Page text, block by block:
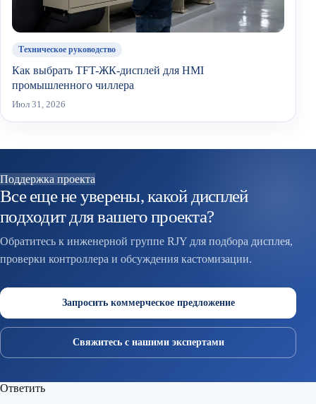
Техническое руководство
Как выбрать TFT-ЖК-дисплей для HMI
промышленного чиллера
Июл 31, 2026
Поддержка проекта
Все еще не уверены, какой дисплей
подходит для вашего проекта?
Обратитесь к инженерной группе RJY для подбора дисплея,
проверки контроллера и обсуждения кастомизации.
Запросить коммерческое предложение
Свяжитесь с нашими экспертами
Ответить